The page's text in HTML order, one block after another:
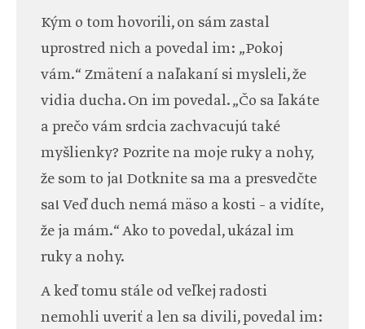
Kým o tom hovorili, on sám zastal
uprostred nich a povedal im: „Pokoj
vám.“ Zmätení a naľakaní si mysleli, že
vidia ducha. On im povedal. „Čo sa ľakáte
a prečo vám srdcia zachvacujú také
myšlienky? Pozrite na moje ruky a nohy,
že som to ja! Dotknite sa ma a presvedčte
sa! Veď duch nemá mäso a kosti – a vidíte,
že ja mám.“ Ako to povedal, ukázal im
ruky a nohy.
A keď tomu stále od veľkej radosti
nemohli uveriť a len sa divili, povedal im: